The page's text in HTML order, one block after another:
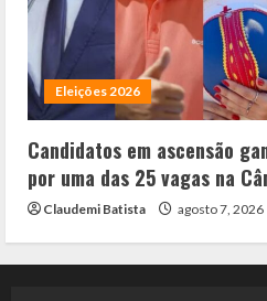
Eleições 2026
Candidatos em ascensão
por uma das 25 vagas na
Claudemi Batista agosto 7, 2026